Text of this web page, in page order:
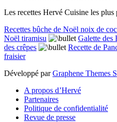
Les recettes Hervé Cuisine les plus
Recettes bûche de Noël noix de
Noël tiramisu
Galette des
des crêpes
Recette de
fraisier
Développé parGraphene Themes
A propos d’Hervé
Partenaires
Politique de confidentialité
Revue de presse